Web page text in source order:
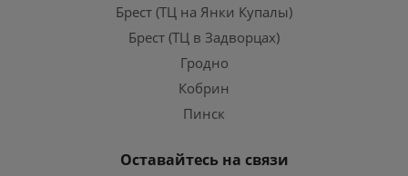
Брест (ТЦ на Янки Купалы)
Брест (ТЦ в Задворцах)
Гродно
Кобрин
Пинск
Оставайтесь на связи